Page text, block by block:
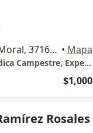
Manantial 607, Jardines del Moral, 37160 León de los Aldama, Gto., León • Mapa
Urólogo en León, Hospital Médica Campestre, Experto en Láser y Mínima Invasión
$1,000
Rosales